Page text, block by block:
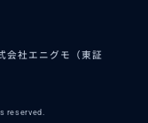
会社エニグモ（東証
reserved.